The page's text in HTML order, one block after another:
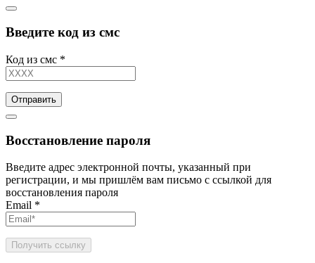
Введите код из смс
Код из смс *
Отправить
Восстановление пароля
Введите адрес электронной почты, указанный при
регистрации, и мы пришлём вам письмо с ссылкой для
восстановления пароля
Email *
Получить ссылку